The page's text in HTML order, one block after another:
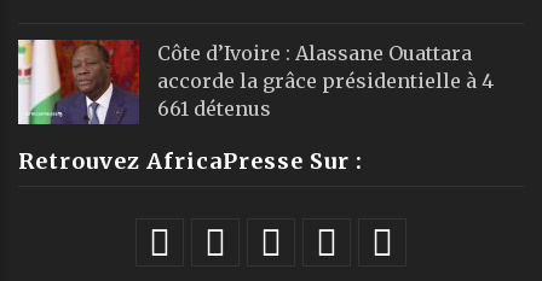
Côte d’Ivoire : Alassane Ouattara
accorde la grâce présidentielle à 4
661 détenus
Retrouvez AfricaPresse Sur :